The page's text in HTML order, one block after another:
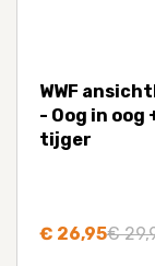
WWF
- Oog in oog
tijger
€ 26,95€